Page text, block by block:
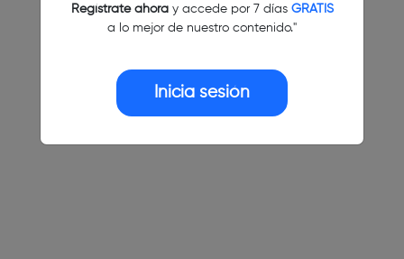
Regístrate ahoray accede por 7 días GRATIS
a lo mejor de nuestro contenido."
Inicia sesión